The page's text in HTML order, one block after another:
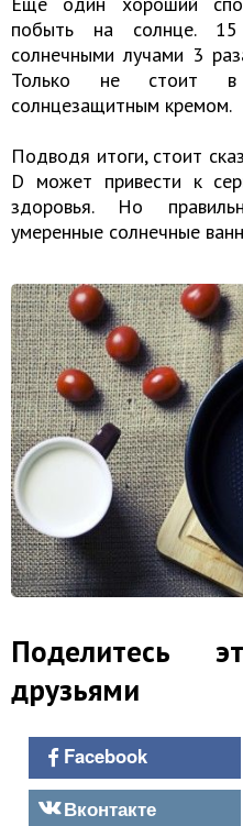
побыть на солнце.
солнечными лучами 3
Только не стоит в
солнцезащитным кремом.
Подводя итоги, стоит
D может привести к
здоровья. Но
умеренные солнечные
Поделитесь
друзьями
Facebook
Вконтакте